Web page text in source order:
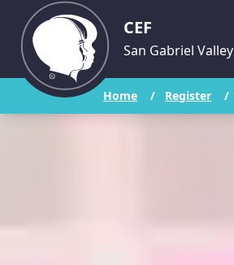
CEF
San Gabriel Valley
Home / Register /